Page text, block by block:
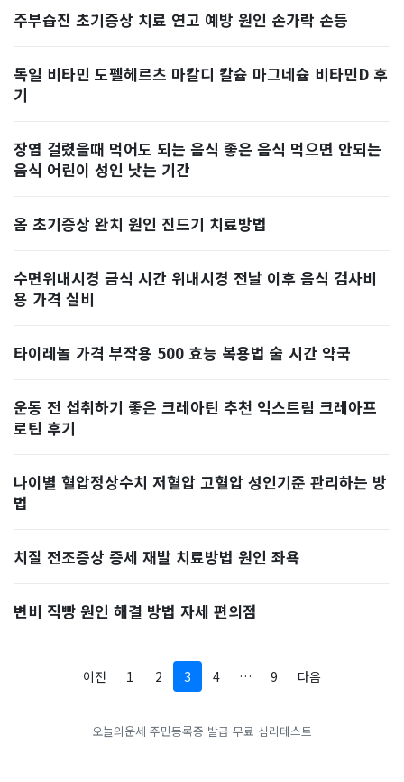
주부습진 초기증상 치료 연고 예방 원인 손가락 손등
독일 비타민 도펠헤르츠 마칼디 칼슘 마그네슘 비타민D 후
기
장염 걸렸을때 먹어도 되는 음식 좋은 음식 먹으면 안되는
음식 어린이 성인 낫는 기간
옴 초기증상 완치 원인 진드기 치료방법
수면위내시경 금식 시간 위내시경 전날 이후 음식 검사비
용 가격 실비
타이레놀 가격 부작용 500 효능 복용법 술 시간 약국
운동 전 섭취하기 좋은 크레아틴 추천 익스트림 크레아프
로틴 후기
나이별 혈압정상수치 저혈압 고혈압 성인기준 관리하는 방
법
치질 전조증상 증세 재발 치료방법 원인 좌욕
변비 직빵 원인 해결 방법 자세 편의점
이전 1 2 3 4 … 9 다음
오늘의운세 주민등록증 발급 무료 심리테스트